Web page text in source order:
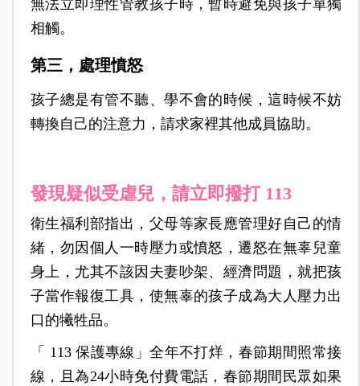
無法立即理性管教孩子時，暫時避免與孩子單獨
相觸。
第三，處理憤怒
孩子總是有管不聽、學不會的時候，這時候不妨
轉換自己的注意力，請求家裡其他成員協助。
發現疑似受虐兒，請立即撥打 113
衛生福利部指出，父母等家長應管理好自己的情
緒，勿因個人一時壓力或憤怒，遷怒在無辜兒童
身上，尤其不該因夫妻吵架、經濟問題，就把孩
子當作報復工具，使無辜的孩子成為大人壓力出
口的犧牲品。
「 113 保護專線」全年不打烊，春節期間照常接
線，且為24小時免付費電話，春節期間民眾如果